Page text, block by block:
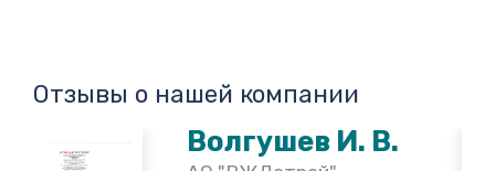
Отзывы о нашей компании
Волгушев И. В.